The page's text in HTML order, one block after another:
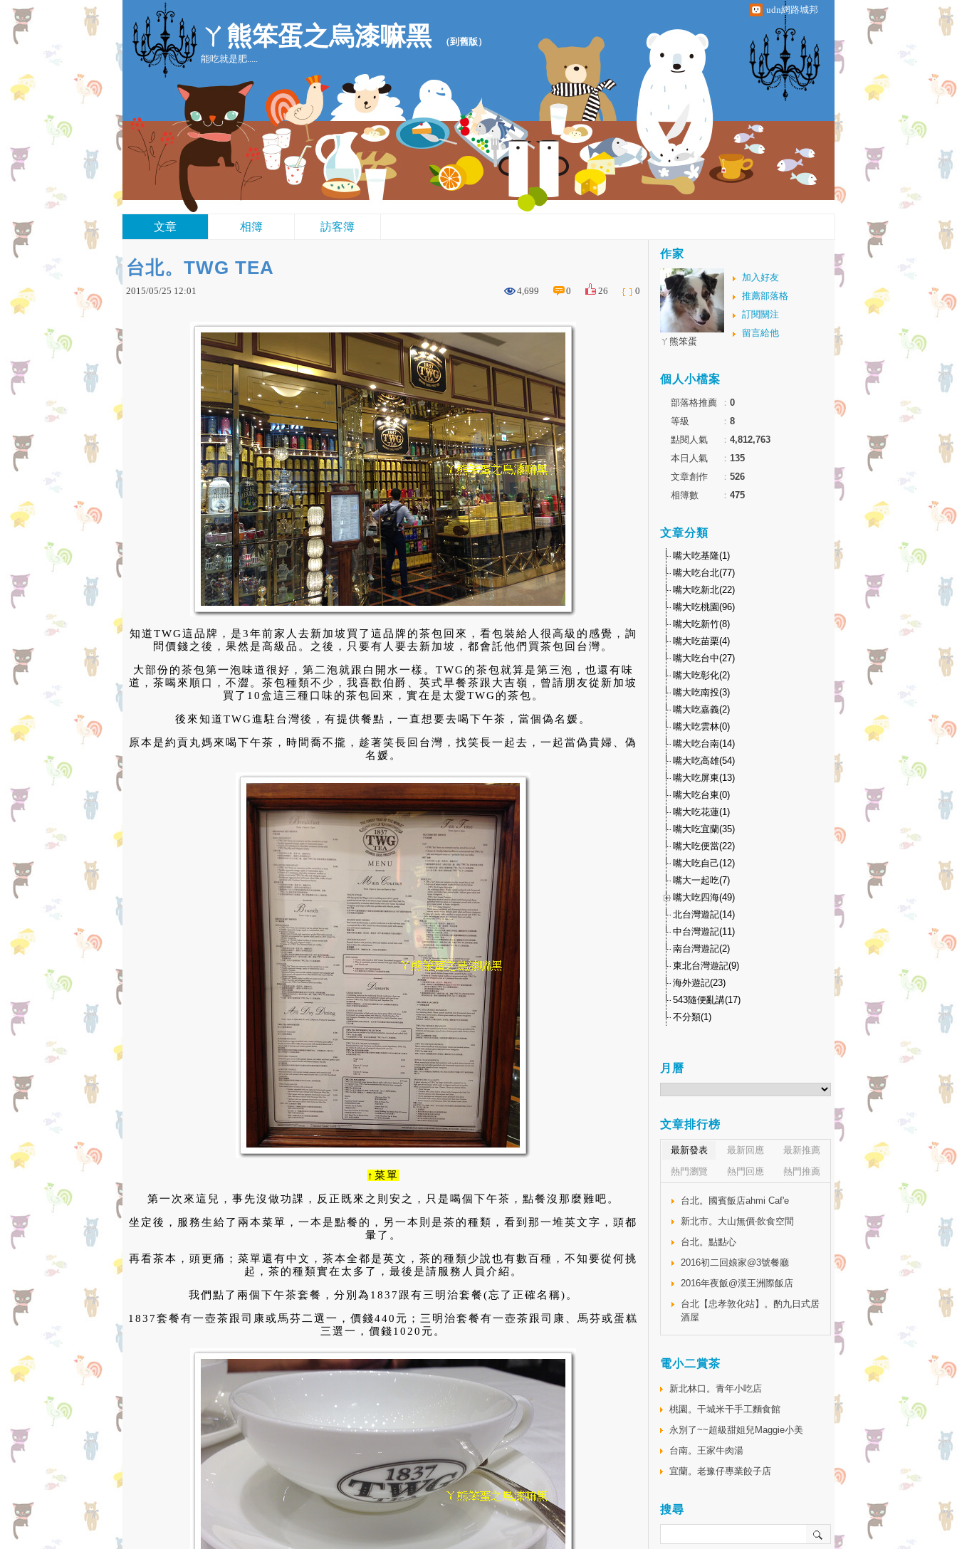
udn網路城邦
ㄚ熊笨蛋之烏漆嘛黑 （到舊版 ）
能吃就是肥.....
文章 相簿 訪客簿
台北。TWG TEA
2015/05/25 12:01 4,699 0 26 0
知道TWG這品牌，是3年前家人去新加坡買了這品牌的茶包回來，看包裝給人很高級的感覺，詢
問價錢之後，果然是高級品。之後，只要有人要去新加坡，都會託他們買茶包回台灣。
大部份的茶包第一泡味道很好，第二泡就跟白開水一樣。TWG的茶包就算是第三泡，也還有味
道，茶喝來順口，不澀。茶包種類不少，我喜歡伯爵、英式早餐茶跟大吉嶺，曾請朋友從新加坡
買了10盒這三種口味的茶包回來，實在是太愛TWG的茶包。
後來知道TWG進駐台灣後，有提供餐點，一直想要去喝下午茶，當個偽名媛。
原本是約貢丸媽來喝下午茶，時間喬不攏，趁著笑長回台灣，找笑長一起去，一起當偽貴婦、偽
名媛。
↑菜單
第一次來這兒，事先沒做功課，反正既來之則安之，只是喝個下午茶，點餐沒那麼難吧。
坐定後，服務生給了兩本菜單，一本是點餐的，另一本則是茶的種類，看到那一堆英文字，頭都
暈了。
再看茶本，頭更痛；菜單還有中文，茶本全都是英文，茶的種類少說也有數百種，不知要從何挑
起，茶的種類實在太多了，最後是請服務人員介紹。
我們點了兩個下午茶套餐，分別為1837跟有三明治套餐(忘了正確名稱)。
1837套餐有一壺茶跟司康或馬芬二選一，價錢440元；三明治套餐有一壺茶跟司康、馬芬或蛋糕
三選一，價錢1020元。
作家
加入好友
推薦部落格
訂閱關注
留言給他
ㄚ熊笨蛋
個人小檔案
部落格推薦 ： 0
等級
： 8
點閱人氣
： 4,812,763
本日人氣
： 135
文章創作
： 526
相簿數
： 475
文章分類
嘴大吃基隆(1)
嘴大吃台北(77)
嘴大吃新北(22)
嘴大吃桃園(96)
嘴大吃新竹(8)
嘴大吃苗栗(4)
嘴大吃台中(27)
嘴大吃彰化(2)
嘴大吃南投(3)
嘴大吃嘉義(2)
嘴大吃雲林(0)
嘴大吃台南(14)
嘴大吃高雄(54)
嘴大吃屏東(13)
嘴大吃台東(0)
嘴大吃花蓮(1)
嘴大吃宜蘭(35)
嘴大吃便當(22)
嘴大吃自己(12)
嘴大一起吃(7)
嘴大吃四海(49)
北台灣遊記(14)
中台灣遊記(11)
南台灣遊記(2)
東北台灣遊記(9)
海外遊記(23)
543隨便亂講(17)
不分類(1)
月曆
文章排行榜
最新發表 最新回應
最新推薦
熱門瀏覽
熱門回應 熱門推薦
台北。國賓飯店ahmi Caf'e
新北市。大山無價‧飲食空間
台北。點點心
2016初二回娘家@3號餐廳
2016年夜飯@漢王洲際飯店
台北【忠孝敦化站】。酌九日式居
酒屋
電小二賞茶
新北林口。青年小吃店
桃園。干城米干手工麵食館
永別了~~超級甜姐兒Maggie小美
台南。王家牛肉湯
宜蘭。老豫仔專業餃子店
搜尋